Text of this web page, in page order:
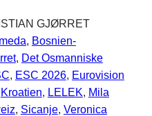
GJØRRET
, Bosnien-
, Det Osmanniske
, ESC 2026, Eurovision
Kroatien, LELEK, Mila
, Sicanje, Veronica